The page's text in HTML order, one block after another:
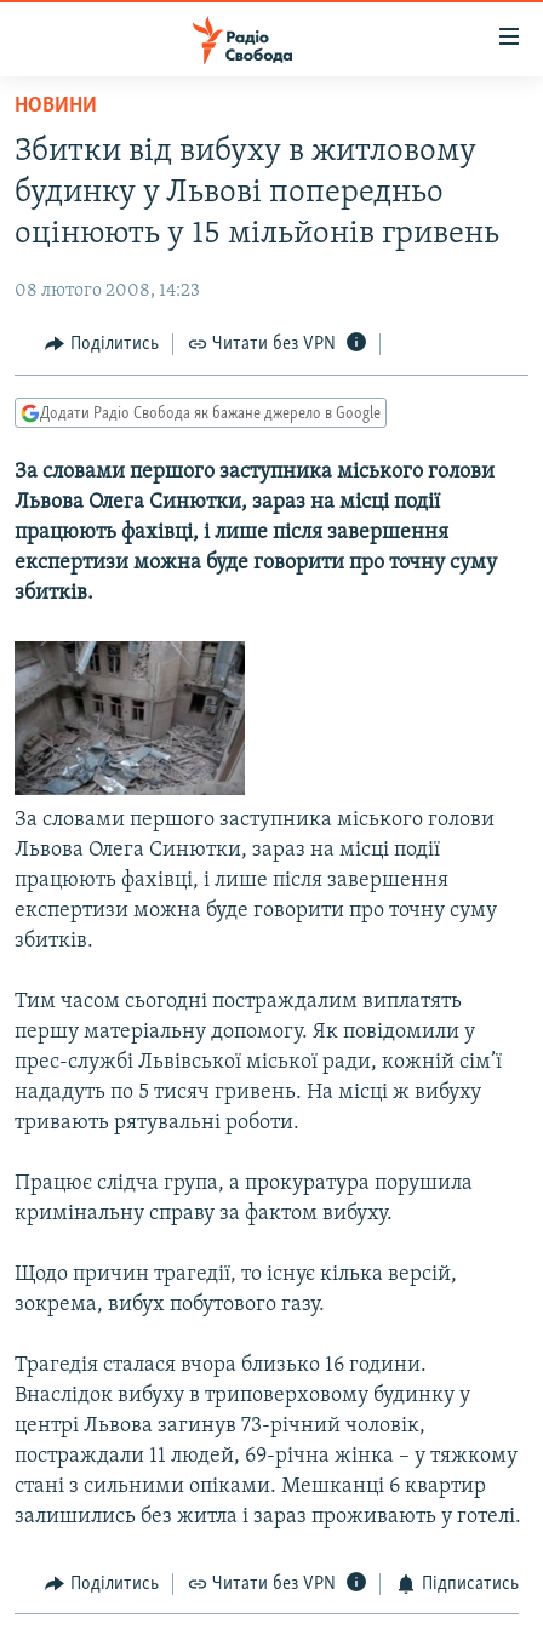
Перейти
основного
матеріалу
Перейти
до
основної
Перейти
до
пошуку
РАДІО СВОБОДА – 70 РОКІВ
ВСЕ ЗА ДОБУ
СТАТТІ
СУСПІЛЬСТВО
УКРАЇНА
СВІТ
РОСІЙСЬКА «ФІЛЬТРАЦІЯ»
ДОНБАС.РЕАЛІЇ
ТИ ЯК?
СХЕМИ
КИТАЙ.ВИКЛИКИ
МУЛЬТИМЕДІА
СПЕЦПРОЄКТИ
ПОДКАСТИ
КРИМ РЕАЛІЇ
РУС
УКР
КТАТ
ДОЛУЧАЙСЯ!
Усі сайти RFE/RL
НОВИНИ
Збитки вiд вибуху в житловому
будинку у Львовi попередньо
оцiнюють у 15 мільйонів гривень
08 лютого 2008, 14:23
Поділитись Читати без VPN
Додати Радіо Свобода як бажане джерело в Google
За словами першого заступника мiського голови
Львова Олега Синютки, зараз на мiсцi події
працюють фахiвцi, i лише пiсля завершення
експертизи можна буде говорити про точну суму
збиткiв.
За словами першого заступника мiського голови
Львова Олега Синютки, зараз на мiсцi події
працюють фахiвцi, i лише пiсля завершення
експертизи можна буде говорити про точну суму
збиткiв.
Тим часом сьогодні постраждалим виплатять
першу матерiальну допомогу. Як повідомили у
прес-службi Львiвської мiської ради, кожній сім’ї
нададуть по 5 тисяч гривень. На місці ж вибуху
тривають рятувальні роботи.
Працює слідча група, а прокуратура порушила
кримінальну справу за фактом вибуху.
Щодо причин трагедії, то існує кілька версій,
зокрема, вибух побутового газу.
Трагедія сталася вчора близько 16 години.
Внаслідок вибуху в триповерховому будинку у
центрі Львова загинув 73-річний чоловік,
постраждали 11 людей, 69-річна жінка – у тяжкому
стані з сильними опіками. Мешканці 6 квартир
залишились без житла і зараз проживають у готелі.
Поділитись Читати без VPN Підписатись